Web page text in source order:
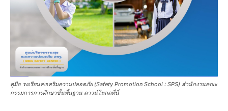
คู่มือ รงเรียนส่งเสริมความปลอดภัย (Safety Promotion School : SPS) สำนักงานคณะ
กรรมการการศึกษาขั้นพื้นฐาน ดาวน์โหลดที่นี่